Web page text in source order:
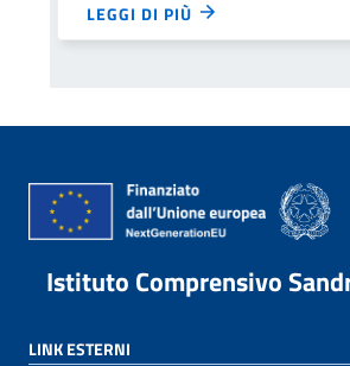
LEGGI DI PIÙ
Istituto Comprensivo
LINK ESTERNI